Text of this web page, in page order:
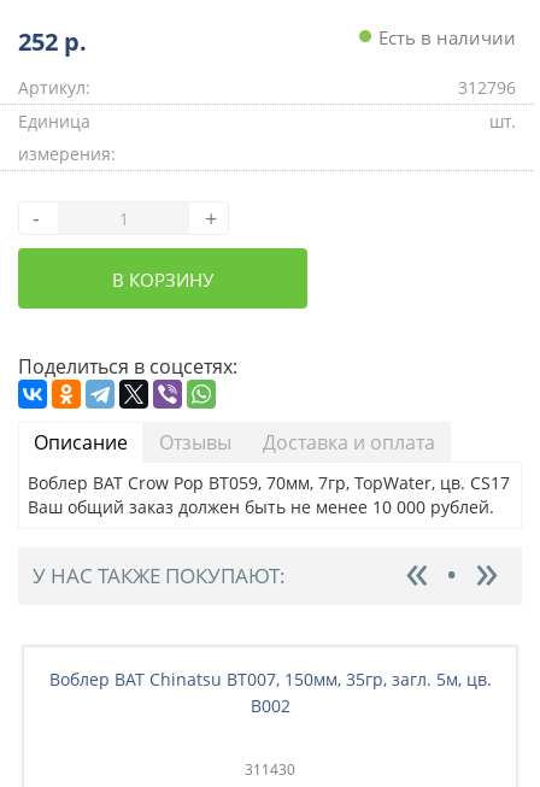
252 р. Есть в наличии
Артикул:
312796
Единица
измерения:
шт.
- +
В КОРЗИНУ
Поделиться в соцсетях:
Описание Отзывы Доставка и оплата
Воблер BAT Crow Pop BT059, 70мм, 7гр, TopWater, цв. CS17
Ваш общий заказ должен быть не менее 10 000 рублей.
У НАС ТАКЖЕ ПОКУПАЮТ:
Воблер BAT Chinatsu BT007, 150мм, 35гр, загл. 5м, цв.
B002
311430